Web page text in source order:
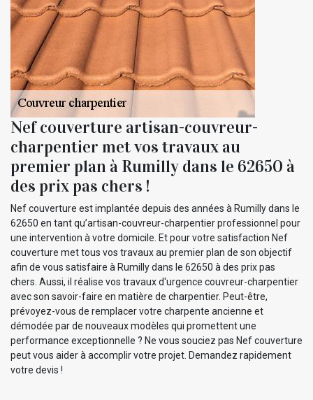
Nef couverture artisan-couvreur-
charpentier met vos travaux au
premier plan à Rumilly dans le 62650 à
des prix pas chers !
Nef couverture est implantée depuis des années à Rumilly dans le
62650 en tant qu’artisan-couvreur-charpentier professionnel pour
une intervention à votre domicile. Et pour votre satisfaction Nef
couverture met tous vos travaux au premier plan de son objectif
afin de vous satisfaire à Rumilly dans le 62650 à des prix pas
chers. Aussi, il réalise vos travaux d'urgence couvreur-charpentier
avec son savoir-faire en matière de charpentier. Peut-être,
prévoyez-vous de remplacer votre charpente ancienne et
démodée par de nouveaux modèles qui promettent une
performance exceptionnelle ? Ne vous souciez pas Nef couverture
peut vous aider à accomplir votre projet. Demandez rapidement
votre devis !